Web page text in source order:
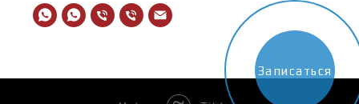
Записаться